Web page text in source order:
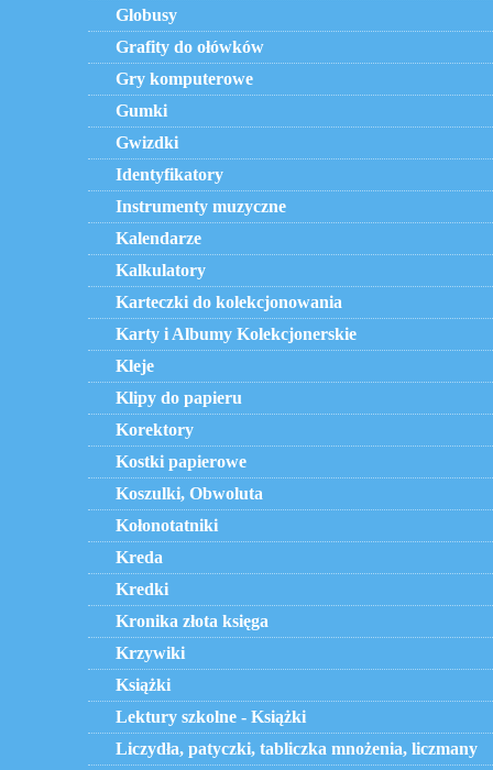
Globusy
Grafity do ołówków
Gry komputerowe
Gumki
Gwizdki
Identyfikatory
Instrumenty muzyczne
Kalendarze
Kalkulatory
Karteczki do kolekcjonowania
Karty i Albumy Kolekcjonerskie
Kleje
Klipy do papieru
Korektory
Kostki papierowe
Koszulki, Obwoluta
Kołonotatniki
Kreda
Kredki
Kronika złota księga
Krzywiki
Książki
Lektury szkolne - Książki
Liczydła, patyczki, tabliczka mnożenia, liczmany